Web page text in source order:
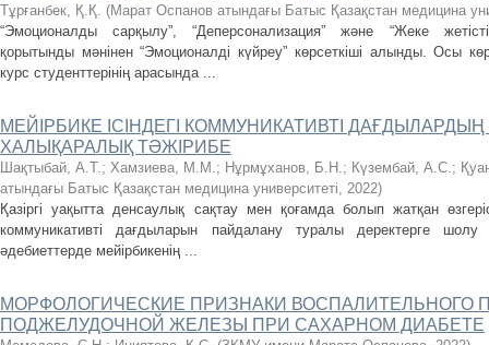
Тұрғанбек, Қ.Қ. (Марат Оспанов атындағы Батыс Қазақстан медицина
“Эмоционалды сарқылу”, “Деперсонализация” және “Жеке
қорытынды мәнінен “Эмоционалді күйреу” көрсеткіші алынды. Осы
курс студенттерінің арасында ...
МЕЙІРБИКЕ ІСІНДЕГІ КОММУНИКАТИВТІ
ХАЛЫҚАРАЛЫҚ ТӘЖІРИБЕ
Шақтыбай, А.Т.; Хамзиева, М.М.; Нұрмұханов, Б.Н.; Күзембай, А.С.;
атындағы Батыс Қазақстан медицина университеті, 2022)
Қазіргі уақытта денсаулық сақтау мен қоғамда болып жатқан
коммуникативті дағдыларын пайдалану туралы деректерге шолу
әдебиеттерде мейірбикенің ...
МОРФОЛОГИЧЕСКИЕ ПРИЗНАКИ ВОСПАЛИТЕЛЬНОГО
ПОДЖЕЛУДОЧНОЙ ЖЕЛЕЗЫ ПРИ САХАРНОМ ДИАБЕТЕ